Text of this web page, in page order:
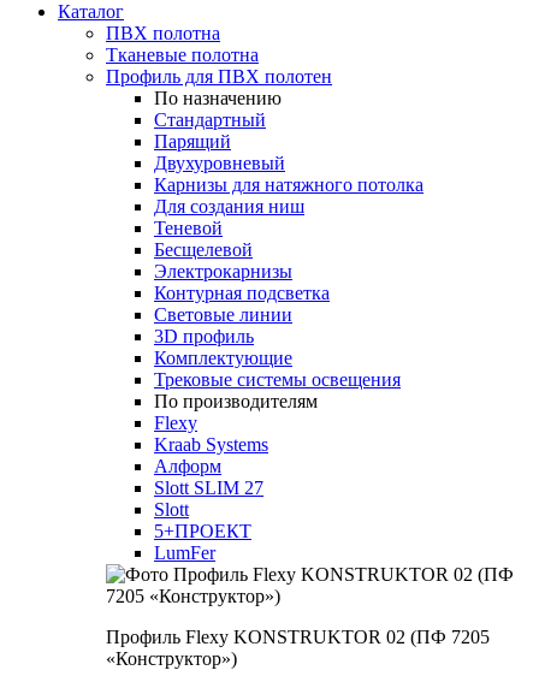
Каталог
ПВХ полотна
Тканевые полотна
Профиль для ПВХ полотен
По назначению
Стандартный
Парящий
Двухуровневый
Карнизы для натяжного потолка
Для создания ниш
Теневой
Бесщелевой
Электрокарнизы
Контурная подсветка
Световые линии
3D профиль
Комплектующие
Трековые системы освещения
По производителям
Flexy
Kraab Systems
Алформ
Slott SLIM 27
Slott
5+ПРОЕКТ
LumFer
Профиль Flexy KONSTRUKTOR 02 (ПФ 7205
«Конструктор»)